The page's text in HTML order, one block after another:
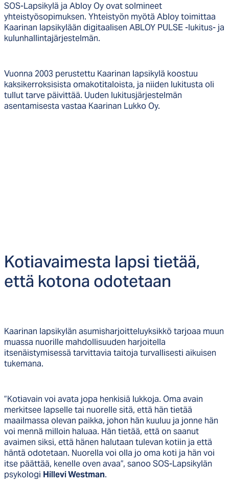
SOS-Lapsikylä ja Abloy Oy ovat solmineet
yhteistyösopimuksen. Yhteistyön myötä Abloy toimittaa
Kaarinan lapsikylään digitaalisen ABLOY PULSE -lukitus- ja
kulunhallintajärjestelmän.
Vuonna 2003 perustettu Kaarinan lapsikylä koostuu
kaksikerroksisista omakotitaloista, ja niiden lukitusta oli
tullut tarve päivittää. Uuden lukitusjärjestelmän
asentamisesta vastaa Kaarinan Lukko Oy.
Ko­tia­vai­mes­ta lap­si tie­tää,
et­tä ko­to­na odo­te­taan
Kaarinan lapsikylän asumisharjoitteluyksikkö tarjoaa muun
muassa nuorille mahdollisuuden harjoitella
itsenäistymisessä tarvittavia taitoja turvallisesti aikuisen
tukemana.
”Kotiavain voi avata jopa henkisiä lukkoja. Oma avain
merkitsee lapselle tai nuorelle sitä, että hän tietää
maailmassa olevan paikka, johon hän kuuluu ja jonne hän
voi mennä milloin haluaa. Hän tietää, että on saanut
avaimen siksi, että hänen halutaan tulevan kotiin ja että
häntä odotetaan. Nuorella voi olla jo oma koti ja hän voi
itse päättää, kenelle oven avaa”, sanoo SOS-Lapsikylän
psykologi Hillevi Westman.